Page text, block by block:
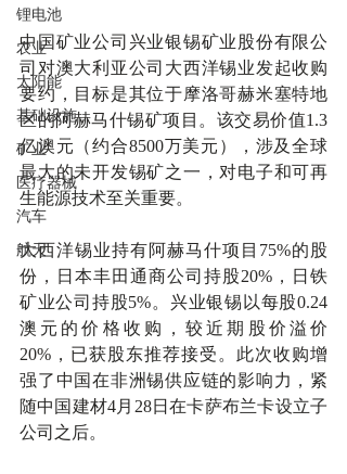
锂电池
农业
太阳能
基础设施
矿业
医疗器械
汽车
航天
中国矿业公司兴业银锡矿业股份有限公
司对澳大利亚公司大西洋锡业发起收购
要约，目标是其位于摩洛哥赫米塞特地
区的阿赫马什锡矿项目。该交易价值1.3
亿澳元（约合8500万美元），涉及全球
最大的未开发锡矿之一，对电子和可再
生能源技术至关重要。
大西洋锡业持有阿赫马什项目75%的股
份，日本丰田通商公司持股20%，日铁
矿业公司持股5%。兴业银锡以每股0.24
澳元的价格收购，较近期股价溢价
20%，已获股东推荐接受。此次收购增
强了中国在非洲锡供应链的影响力，紧
随中国建材4月28日在卡萨布兰卡设立子
公司之后。